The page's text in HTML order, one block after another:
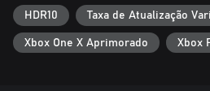
HDR10 Taxa de Atualização
Xbox One X Aprimorado Xbox